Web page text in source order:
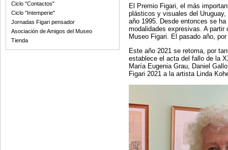
Ciclo "Contactos"
Ciclo "Intemperie"
Jornadas Figari pensador
Asociación de Amigos del Museo
Tienda
El Premio Figari, el más
plásticos y visuales del
año 1995. Desde entonces se
modalidades expresivas. A partir
Museo Figari. El pasado año,
Este año 2021 se retoma, por
establece el acta del fallo de la
María Eugenia Grau, Daniel
Figari 2021 a la artista Linda